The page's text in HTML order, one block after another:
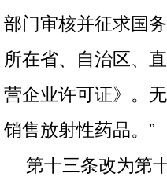
部门审核并征求国
所在省、自治区、
营企业许可证》。
销售放射性药品。”
第十三条改为第